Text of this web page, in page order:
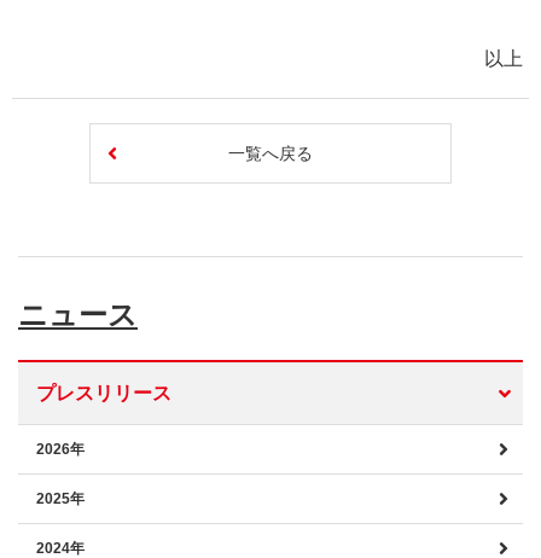
以上
一覧へ戻る
ニュース
プレスリリース
2026年
2025年
2024年